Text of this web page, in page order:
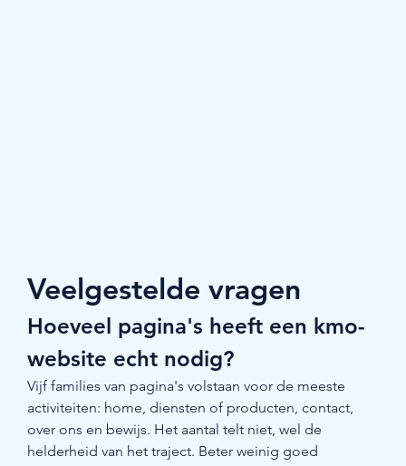
Veelgestelde vragen
Hoeveel pagina's heeft een kmo-
website echt nodig?
Vijf families van pagina's volstaan voor de meeste
activiteiten: home, diensten of producten, contact,
over ons en bewijs. Het aantal telt niet, wel de
helderheid van het traject. Beter weinig goed